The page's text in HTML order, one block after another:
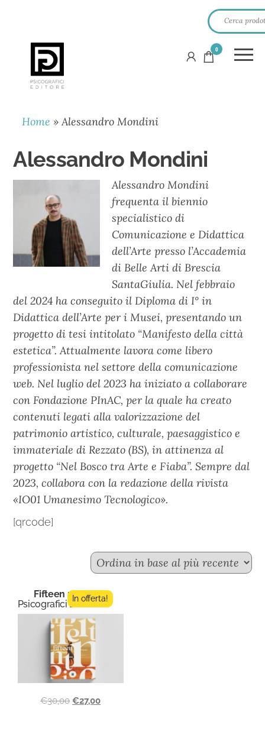
PSICOGRAFICI
EDITORE
0
Home »Alessandro Mondini
Alessandro Mondini
Alessandro Mondini
frequenta il biennio
specialistico di
Comunicazione e Didattica
dell’Arte presso l’Accademia
di Belle Arti di Brescia
SantaGiulia. Nel febbraio
del 2024 ha conseguito il Diploma di I° in
Didattica dell’Arte per i Musei, presentando un
progetto di tesi intitolato “Manifesto della città
estetica”. Attualmente lavora come libero
professionista nel settore della comunicazione
web. Nel luglio del 2023 ha iniziato a collaborare
con Fondazione PInAC, per la quale ha creato
contenuti legati alla valorizzazione del
patrimonio artistico, culturale, paesaggistico e
immateriale di Rezzato (BS), in attinenza al
progetto “Nel Bosco tra Arte e Fiaba”. Sempre dal
2023, collabora con la redazione della rivista
«IO01 Umanesimo Tecnologico».
[qrcode]
Fifteen n.11
Psicografici Editore
In offerta!
€30,00 €27,00